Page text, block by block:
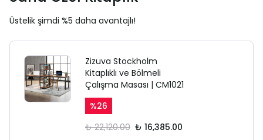
Üstelik şimdi %5 daha avantajlı!
Zizuva Stockholm
Kitaplıklı ve Bölmeli
Çalışma Masası | CM1021
%26
₺ 22,120.00 ₺ 16,385.00